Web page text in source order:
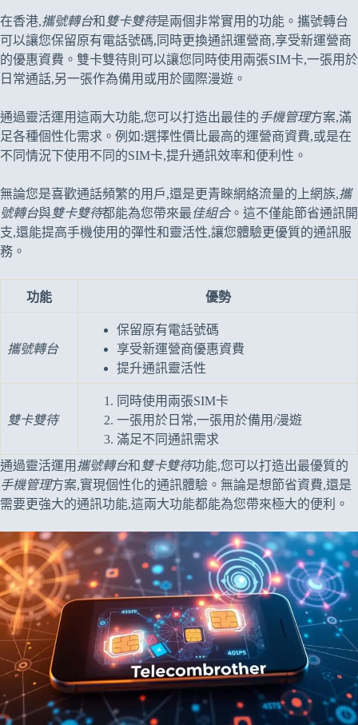
在香港,攜號轉台和 雙卡雙待是兩個非常實用的功能。攜號轉台
可以讓您保留原有電話號碼,同時更換通訊運營商,享受新運營商
的優惠資費。雙卡雙待則可以讓您同時使用兩張SIM卡,一張用於
日常通話,另一張作為備用或用於國際漫遊。
通過靈活運用這兩大功能,您可以打造出最佳的手機管理方案,滿
足各種個性化需求。例如:選擇性價比最高的運營商資費,或是在
不同情況下使用不同的SIM卡,提升通訊效率和便利性。
無論您是喜歡通話頻繁的用戶,還是更青睞網絡流量的上網族,攜
號轉台與雙卡雙待都能為您帶來最佳組合。這不僅能節省通訊開
支,還能提高手機使用的彈性和靈活性,讓您體驗更優質的通訊服
務。
功能 優勢
攜號轉台
保留原有電話號碼
享受新運營商優惠資費
提升通訊靈活性
雙卡雙待
同時使用兩張SIM卡
一張用於日常,一張用於備用/漫遊
滿足不同通訊需求
通過靈活運用 攜號轉台和 雙卡雙待功能,您可以打造出最優質的
手機管理方案,實現個性化的通訊體驗。無論是想節省資費,還是
需要更強大的通訊功能,這兩大功能都能為您帶來極大的便利。